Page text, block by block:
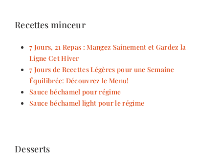
Recettes minceur
7 Jours, 21 Repas : Mangez Sainement et Gardez la
Ligne Cet Hiver
7 Jours de Recettes Légères pour une Semaine
Équilibrée: Découvrez le Menu!
Sauce béchamel pour régime
Sauce béchamel light pour le régime
Desserts